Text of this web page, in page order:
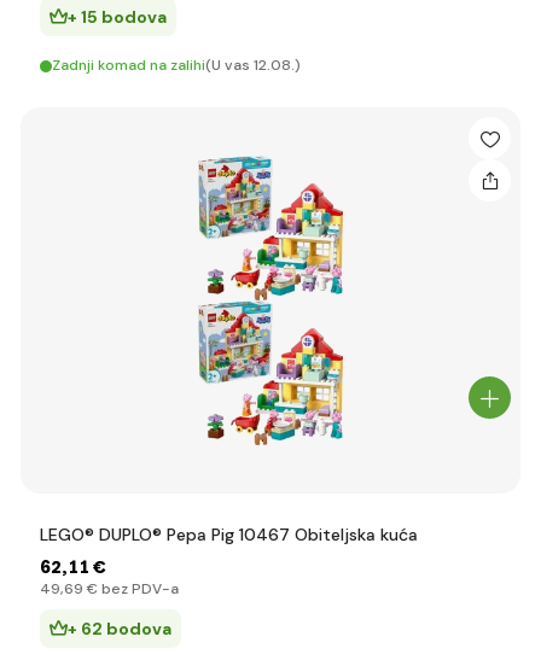
+ 15 bodova
Zadnji komad na zalihi(U vas 12.08.)
LEGO® DUPLO® Pepa Pig 10467 Obiteljska kuća
62,11 €
49,69 € bez PDV-a
+ 62 bodova